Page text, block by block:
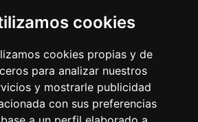
cookies
cookies propias y de
para analizar nuestros
y mostrarle publicidad
con sus preferencias
Alicante
Barcelona
Córdoba
Granada